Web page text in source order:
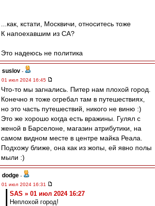
...как, кстати, Москвичи, относитесь тоже
К напоехавшим из СА?
Это надеюсь не политика
suslov -
01 июл 2024 16:45
Что-то мы загнались. Питер нам плохой город.
Конечно я тоже огребал там в путешествиях,
но это часть путешествий, никого не виню :)
Это же хорошо когда есть вражины. Гулял с
женой в Барселоне, магазин атрибутики, на
самом видном месте в центре майка Реала.
Подхожу ближе, она как из жопы, ей явно полы
мыли :)
dodge -
01 июл 2024 16:31
SAS » 01 июл 2024 16:27
Неплохой город!